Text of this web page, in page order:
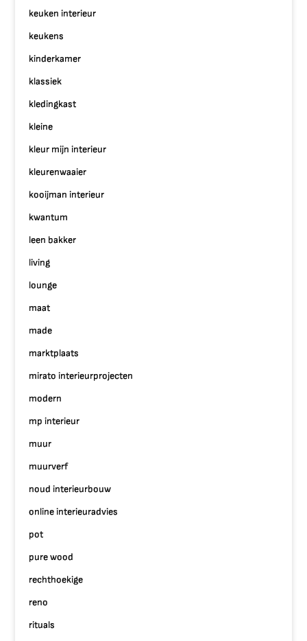
keuken interieur
keukens
kinderkamer
klassiek
kledingkast
kleine
kleur mijn interieur
kleurenwaaier
kooijman interieur
kwantum
leen bakker
living
lounge
maat
made
marktplaats
mirato interieurprojecten
modern
mp interieur
muur
muurverf
noud interieurbouw
online interieuradvies
pot
pure wood
rechthoekige
reno
rituals